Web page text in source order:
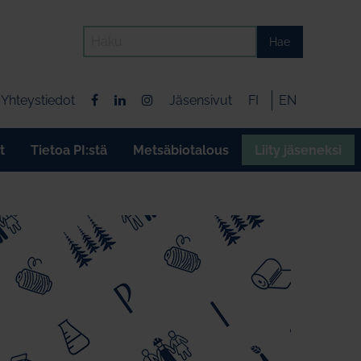
Hae
Yhteystiedot Jäsensivut FI EN
Tietoa PI:stä Metsäbiotalous Liity jäseneksi